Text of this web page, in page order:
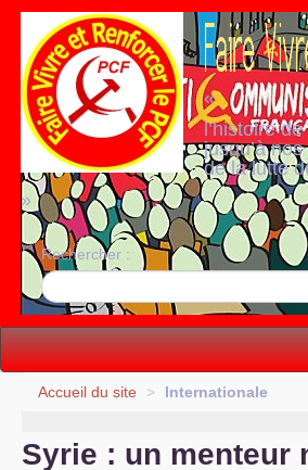
«
l’histoire
jusqu’à
de la lutte
»
Rechercher :
Vie politique
Accueil du site > Internationale
Syrie : un menteur